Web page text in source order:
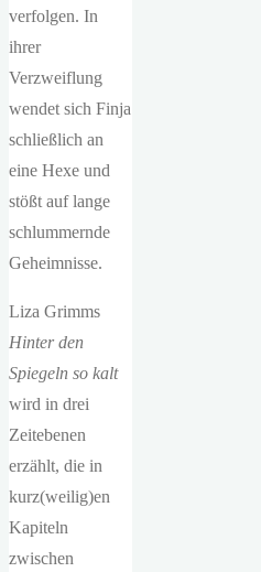
verfolgen. In
ihrer
Verzweiflung
wendet sich Finja
schließlich an
eine Hexe und
stößt auf lange
schlummernde
Geheimnisse.
Liza Grimms
Hinter den
Spiegeln so kalt
wird in drei
Zeitebenen
erzählt, die in
kurz(weilig)en
Kapiteln
zwischen